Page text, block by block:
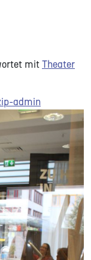
| Tischtheater
mit Theater
admin